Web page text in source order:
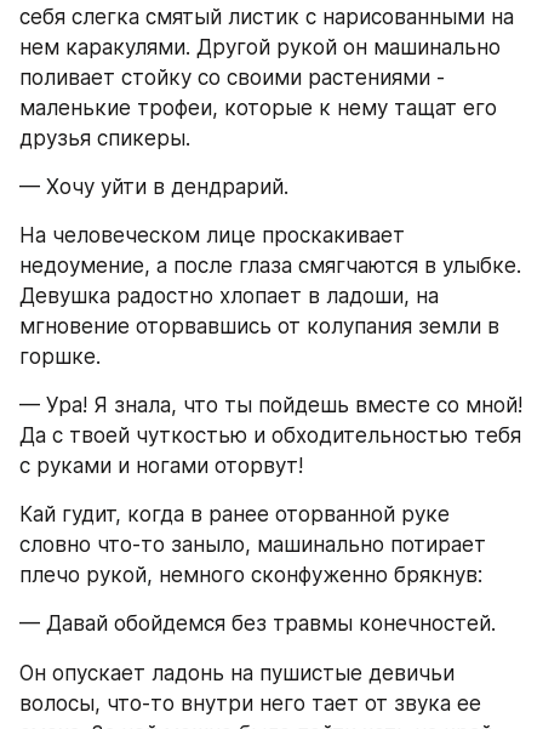
себя слегка смятый листик с нарисованными на
нем каракулями. Другой рукой он машинально
поливает стойку со своими растениями -
маленькие трофеи, которые к нему тащат его
друзья спикеры.
— Хочу уйти в дендрарий.
На человеческом лице проскакивает
недоумение, а после глаза смягчаются в улыбке.
Девушка радостно хлопает в ладоши, на
мгновение оторвавшись от колупания земли в
горшке.
— Ура! Я знала, что ты пойдешь вместе со мной!
Да с твоей чуткостью и обходительностью тебя
с руками и ногами оторвут!
Кай гудит, когда в ранее оторванной руке
словно что-то заныло, машинально потирает
плечо рукой, немного сконфуженно брякнув:
— Давай обойдемся без травмы конечностей.
Он опускает ладонь на пушистые девичьи
волосы, что-то внутри него тает от звука ее